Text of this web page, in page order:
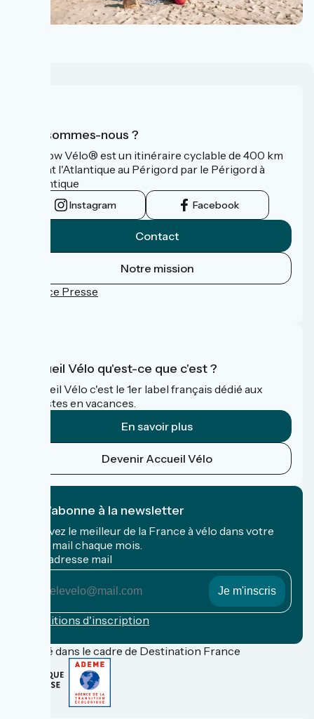
Qui sommes-nous ?
La Flow Vélo® est un itinéraire cyclable de 400 km
reliant l'Atlantique au Périgord par le Périgord à
l’Atlantique
Instagram Facebook
Contact
Notre mission
Espace Presse
Accueil Vélo qu'est-ce que c'est ?
Accueil Vélo c'est le 1er label français dédié aux
cyclistes en vacances.
En savoir plus
Devenir Accueil Vélo
Je m'abonne à la newsletter
Recevez le meilleur de la France à vélo dans votre
boîte mail chaque mois.
Mon adresse mail
adresse
Conditions d'inscription
Financé dans le cadre de Destination France